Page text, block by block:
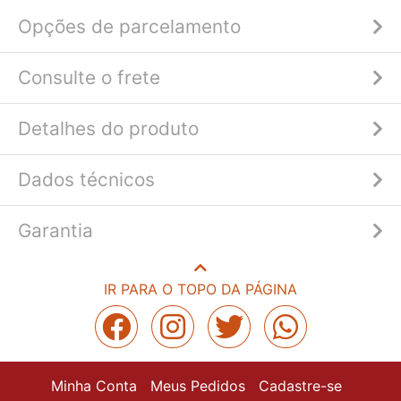
Opções de parcelamento
Consulte o frete
Detalhes do produto
Dados técnicos
Garantia
IR PARA O TOPO DA PÁGINA
Minha Conta Meus Pedidos Cadastre-se